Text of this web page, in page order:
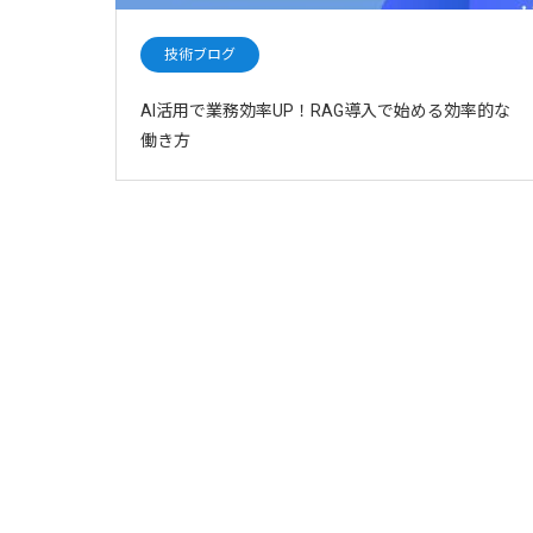
技術ブログ
AI活用で業務効率UP！RAG導入で始める効率的な
働き方